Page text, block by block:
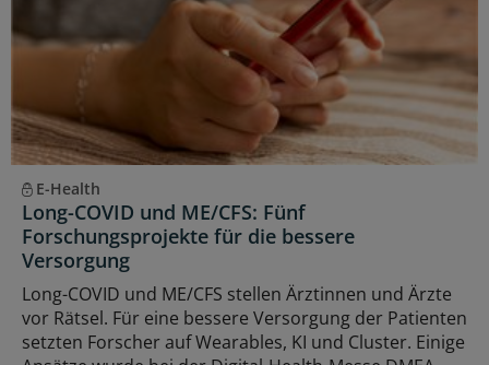
E-Health
Long-COVID und ME/CFS: Fünf
Forschungsprojekte für die bessere
Versorgung
Long-COVID und ME/CFS stellen Ärztinnen und Ärzte
vor Rätsel. Für eine bessere Versorgung der Patienten
setzten Forscher auf Wearables, KI und Cluster. Einige